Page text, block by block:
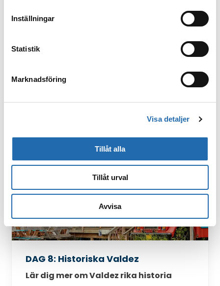
Inställningar
Statistik
Marknadsföring
Visa detaljer
Tillåt alla
Tillåt urval
Avvisa
är känt för sin branta vertikala lutning och
är med sina 5 489 m.ö.h. den näst högsta
och Kanada.
späckhuggare, havsutter och knubbsälar
DAG 8: Historiska Valdez
Lär dig mer om Valdez rika historia